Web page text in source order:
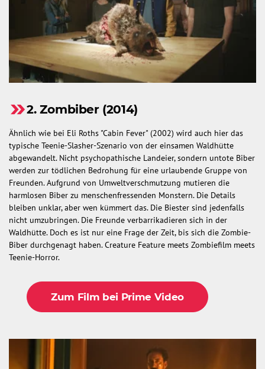
2. Zombiber (2014)
Ähnlich wie bei Eli Roths "Cabin Fever" (2002) wird auch hier das
typische Teenie-Slasher-Szenario von der einsamen Waldhütte
abgewandelt. Nicht psychopathische Landeier, sondern untote Biber
werden zur tödlichen Bedrohung für eine urlaubende Gruppe von
Freunden. Aufgrund von Umweltverschmutzung mutieren die
harmlosen Biber zu menschenfressenden Monstern. Die Details
bleiben unklar, aber wen kümmert das. Die Biester sind jedenfalls
nicht umzubringen. Die Freunde verbarrikadieren sich in der
Waldhütte. Doch es ist nur eine Frage der Zeit, bis sich die Zombie-
Biber durchgenagt haben. Creature Feature meets Zombiefilm meets
Teenie-Horror.
Zum Film bei Prime Video